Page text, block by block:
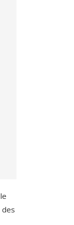
des